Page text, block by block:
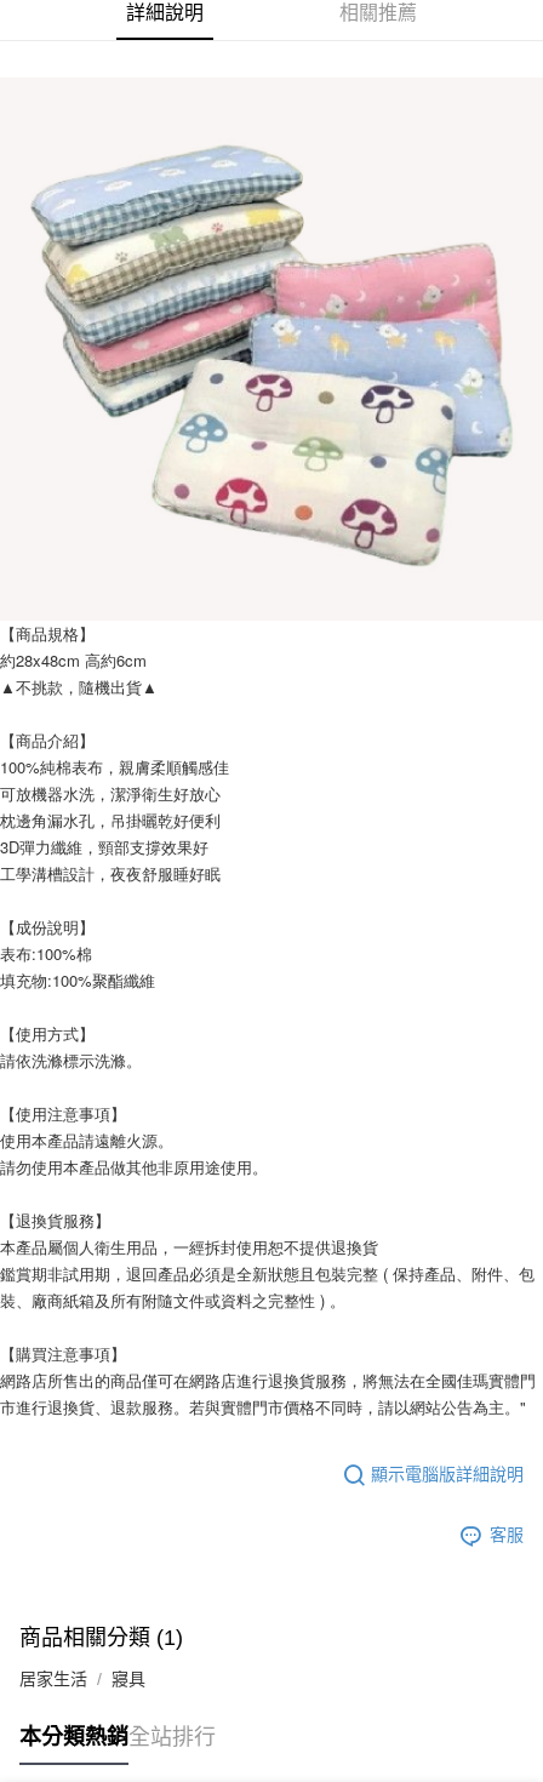
每筆NT$60，滿NT$599(含以上)免運費
每筆NT$120，滿NT$1,999(含以上)免運費
詳細說明 相關推薦
【商品規格】
約28x48cm 高約6cm
▲不挑款，隨機出貨▲
【商品介紹】
100%純棉表布，親膚柔順觸感佳
可放機器水洗，潔淨衛生好放心
枕邊角漏水孔，吊掛曬乾好便利
3D彈力纖維，頸部支撐效果好
工學溝槽設計，夜夜舒服睡好眠
【成份說明】
表布:100%棉
填充物:100%聚酯纖維
【使用方式】
請依洗滌標示洗滌。
【使用注意事項】
使用本產品請遠離火源。
請勿使用本產品做其他非原用途使用。
【退換貨服務】
本產品屬個人衛生用品，一經拆封使用恕不提供退換貨
鑑賞期非試用期，退回產品必須是全新狀態且包裝完整 ( 保持產品、附件、包
裝、廠商紙箱及所有附隨文件或資料之完整性 ) 。
【購買注意事項】
網路店所售出的商品僅可在網路店進行退換貨服務，將無法在全國佳瑪實體門
市進行退換貨、退款服務。若與實體門市價格不同時，請以網站公告為主。"
顯示電腦版詳細說明
客服
商品相關分類 (1)
居家生活 寢具
本分類熱銷全站排行